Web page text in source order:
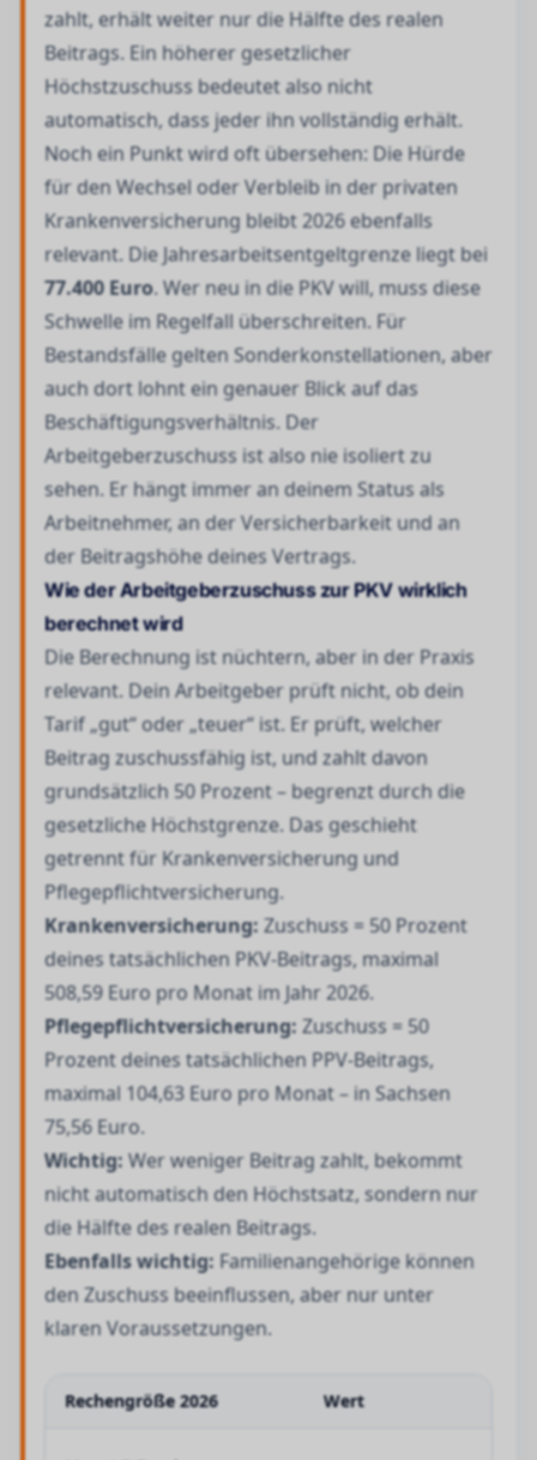
zahlt, erhält weiter nur die Hälfte des realen
Beitrags. Ein höherer gesetzlicher
Höchstzuschuss bedeutet also nicht
automatisch, dass jeder ihn vollständig erhält.
Noch ein Punkt wird oft übersehen: Die Hürde
für den Wechsel oder Verbleib in der privaten
Krankenversicherung bleibt 2026 ebenfalls
relevant. Die Jahresarbeitsentgeltgrenze liegt bei
77.400 Euro. Wer neu in die PKV will, muss diese
Schwelle im Regelfall überschreiten. Für
Bestandsfälle gelten Sonderkonstellationen, aber
auch dort lohnt ein genauer Blick auf das
Beschäftigungsverhältnis. Der
Arbeitgeberzuschuss ist also nie isoliert zu
sehen. Er hängt immer an deinem Status als
Arbeitnehmer, an der Versicherbarkeit und an
der Beitragshöhe deines Vertrags.
Wie der Arbeitgeberzuschuss zur PKV wirklich
berechnet wird
Die Berechnung ist nüchtern, aber in der Praxis
relevant. Dein Arbeitgeber prüft nicht, ob dein
Tarif „gut“ oder „teuer“ ist. Er prüft, welcher
Beitrag zuschussfähig ist, und zahlt davon
grundsätzlich 50 Prozent – begrenzt durch die
gesetzliche Höchstgrenze. Das geschieht
getrennt für Krankenversicherung und
Pflegepflichtversicherung.
Krankenversicherung: Zuschuss = 50 Prozent
deines tatsächlichen PKV-Beitrags, maximal
508,59 Euro pro Monat im Jahr 2026.
Pflegepflichtversicherung: Zuschuss = 50
Prozent deines tatsächlichen PPV-Beitrags,
maximal 104,63 Euro pro Monat – in Sachsen
75,56 Euro.
Wichtig:Wer weniger Beitrag zahlt, bekommt
nicht automatisch den Höchstsatz, sondern nur
die Hälfte des realen Beitrags.
Ebenfalls wichtig: Familienangehörige können
den Zuschuss beeinflussen, aber nur unter
klaren Voraussetzungen.
Rechengröße 2026 Wert